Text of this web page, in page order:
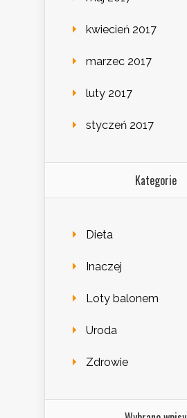
kwiecień 2017
marzec 2017
luty 2017
styczeń 2017
Kategorie
Dieta
Inaczej
Loty balonem
Uroda
Zdrowie